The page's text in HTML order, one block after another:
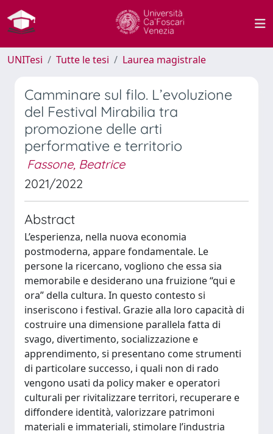
UNITesi Tutte le tesi Laurea magistrale
Camminare sul filo. L’evoluzione
del Festival Mirabilia tra
promozione delle arti
performative e territorio
Fassone, Beatrice
2021/2022
Abstract
L’esperienza, nella nuova economia
postmoderna, appare fondamentale. Le
persone la ricercano, vogliono che essa sia
memorabile e desiderano una fruizione “qui e
ora” della cultura. In questo contesto si
inseriscono i festival. Grazie alla loro capacità di
costruire una dimensione parallela fatta di
svago, divertimento, socializzazione e
apprendimento, si presentano come strumenti
di particolare successo, i quali non di rado
vengono usati da policy maker e operatori
culturali per rivitalizzare territori, recuperare e
diffondere identità, valorizzare patrimoni
materiali e immateriali, stimolare l’industria